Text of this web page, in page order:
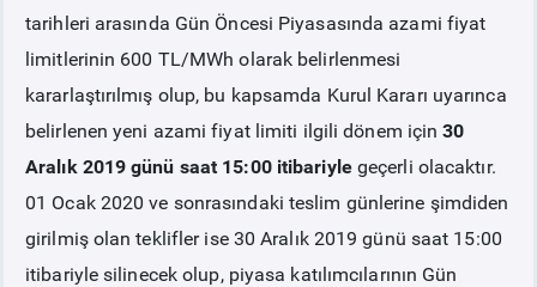
tarihleri arasında Gün Öncesi Piyasasında azami fiyat
limitlerinin 600 TL/MWh olarak belirlenmesi
kararlaştırılmış olup, bu kapsamda Kurul Kararı uyarınca
belirlenen yeni azami fiyat limiti ilgili dönem için30
Aralık 2019 günü saat 15:00 itibariylegeçerli olacaktır.
01 Ocak 2020 ve sonrasındaki teslim günlerine şimdiden
girilmiş olan teklifler ise 30 Aralık 2019 günü saat 15:00
itibariyle silinecek olup, piyasa katılımcılarının Gün